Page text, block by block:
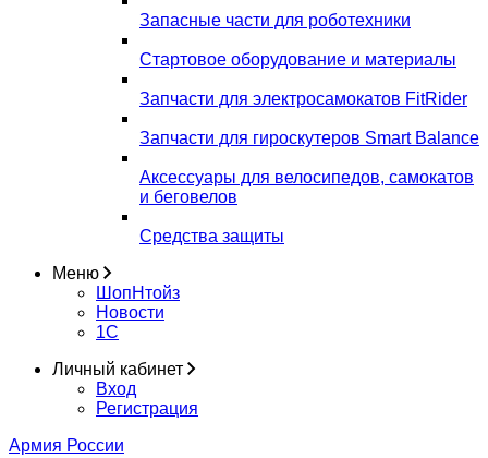
Запасные части для роботехники
Стартовое оборудование и материалы
Запчасти для электросамокатов FitRider
Запчасти для гироскутеров Smart Balance
Аксессуары для велосипедов, самокатов
и беговелов
Средства защиты
Меню
ШопНтойз
Новости
1C
Личный кабинет
Вход
Регистрация
Армия России